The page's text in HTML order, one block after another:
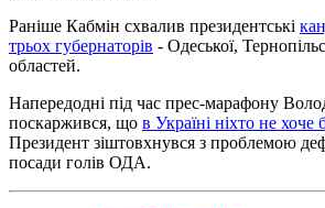
Раніше Кабмін схвалив президентські
трьох губернаторів - Одеської,
областей.
Напередодні під час прес-марафону
поскаржився, що в Україні ніхто не хоче
Президент зіштовхнувся з проблемою
посади голів ОДА.